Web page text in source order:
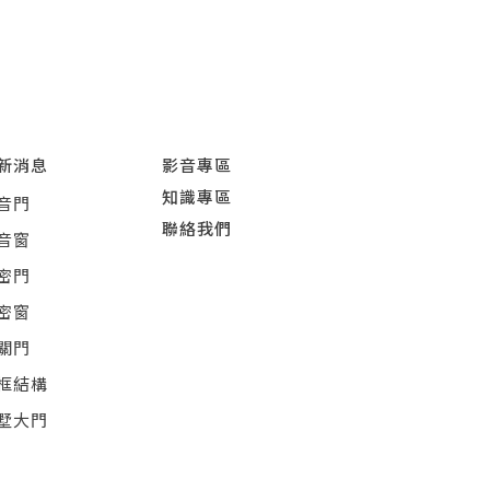
消息
門
窗
門
窗
門
結構
大門
影音專區
知識專區
聯絡我們